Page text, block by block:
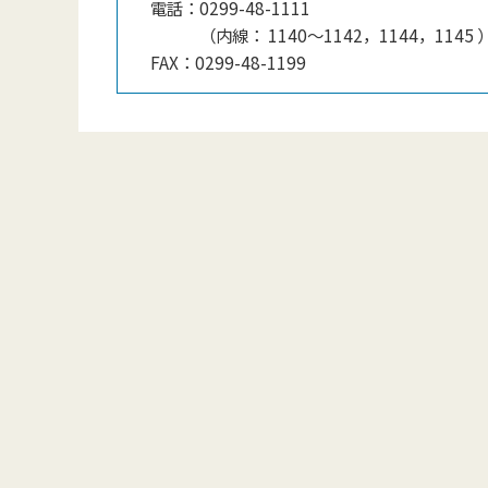
電話： 0299-48-1111
（内線 ： 1140〜1142，1144，1145
FAX： 0299-48-1199